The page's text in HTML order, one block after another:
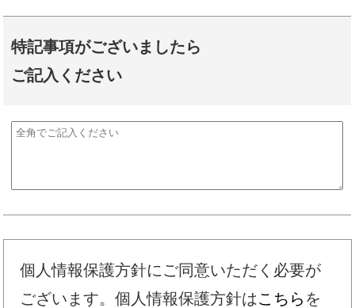
特記事項がございましたら
ご記入ください
個人情報保護方針にご同意いただく必要が
ございます。個人情報保護方針はこちら を